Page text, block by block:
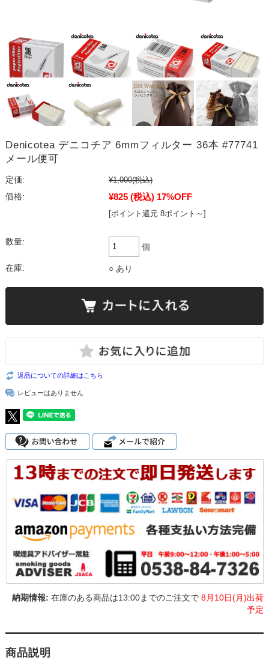
Denicotea デニコチア 6mmフィルター 36本 #77741
メール便可
定価: ¥1,000(税込)
価格:
¥825 (税込) 17%OFF
[ポイント還元 8ポイント～]
数量:
個
在庫: ○ あり
返品についての詳細はこちら
レビューはありません
在庫のある商品は13:00までのご注文で8月10日(月)出荷
予定
商品説明